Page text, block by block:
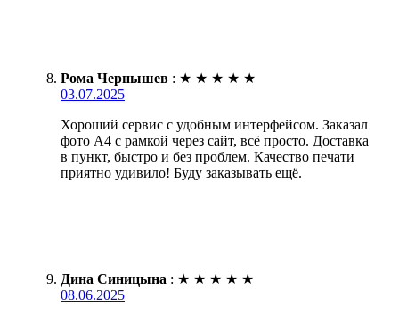
Рома Чернышев : ★ ★ ★ ★ ★
03.07.2025
Хороший сервис с удобным интерфейсом. Заказал
фото А4 с рамкой через сайт, всё просто. Доставка
в пункт, быстро и без проблем. Качество печати
приятно удивило! Буду заказывать ещё.
Дина Синицына : ★ ★ ★ ★ ★
08.06.2025